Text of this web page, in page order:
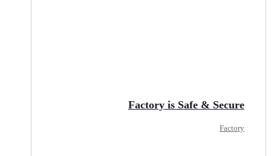
Factory is Safe & Secure
Factory